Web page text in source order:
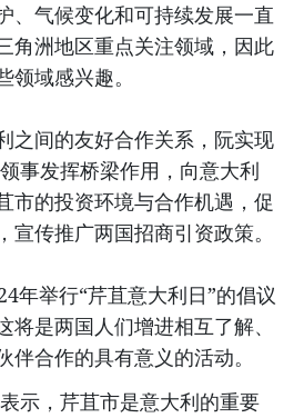
、气候变化和可持续发展一直
角洲地区重点关注领域，因此
域感兴趣。
之间的友好合作关系，阮实现
事发挥桥梁作用，向意大利
市的投资环境与合作机遇，促
传推广两国招商引资政策。
年举行“芹苴意大利日”的倡议
是两国人们增进相互了解、
合作的具有意义的活动。
示，芹苴市是意大利的重要